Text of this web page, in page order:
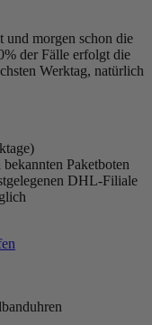
morgen schon die
der Fälle erfolgt die
Werktag, natürlich
Paketboten
DHL-Filiale